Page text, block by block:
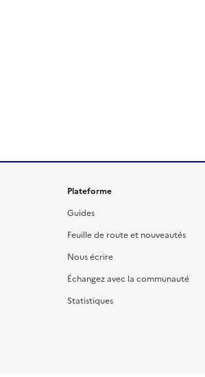
Plateforme
Guides
Feuille de route et nouveautés
Nous écrire
Échangez avec la communauté
Statistiques